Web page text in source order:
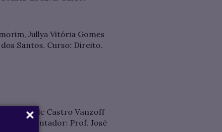
Jullya Vitória Gomes
Santos. Curso: Direito.
Yasmin de Castro Vanzoff
Orientador: Prof. José